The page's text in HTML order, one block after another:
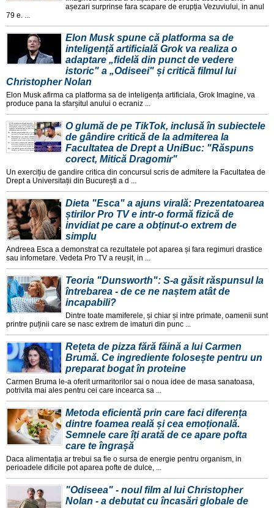
așezari surprinse fara scapare de erupția Vezuviului, in anul
79 e. ...
Elon Musk spune că platforma sa de
inteligență artificială Grok va realiza o
adaptare „fidelă din punct de vedere
istoric" a „Odiseei" și critică filmul lui
Christopher Nolan
Elon Musk afirma ca platforma sa de inteligența artificiala, Grok Imagine, va
produce pana la sfarșitul anului o ecraniz ...
O glumă de pe TikTok, inclusă în subiectele
de gândire critică de la admiterea la
Facultatea de Drept a UniBuc: "Răspuns
corect, Mitică Dragomir"
Un exercițiu de gandire critica din concursul scris de admitere la Facultatea de
Drept a Universitații din București a d ...
Dieta "Esca" a ajuns virală: Prezentatoarea
știrilor Pro TV e intr-o formă fizică de
invidiat pe care a obținut-o extrem de
simplu
Andreea Esca a demonstrat ca rezultatele pot aparea și fara regimuri drastice
sau infometare. Vedeta Pro TV a reușit, in ...
Teoria "Dunsworth": S-a găsit răspunsul la
întrebarea - de ce ne naștem atât de
incapabili?
Dintre toate mamiferele, și chiar și intre primate, oamenii sunt
printre puținii care se nasc extrem de imaturi din punc ...
Rețeta de pizza fără făină a lui Carmen
Brumă. Ce ingrediente folosește pentru un
preparat bogat în proteine
Carmen Bruma le-a oferit urmaritorilor sai o noua idee de masa sanatoasa,
potrivita mai ales pentru cei care incearca sa ...
Metoda eficientă prin care faci diferența
dintre foamea reală și cea emoțională.
Semnele care îți arată de ce apare pofta
care te îngrașă
Daca alimentația ar trebui sa fie o sursa de energie pentru organism, in
perioadele dificile pot aparea pofte de dulce, ...
"Odiseea" - noul film al lui Christopher
Nolan - a debutat cu încasări globale de